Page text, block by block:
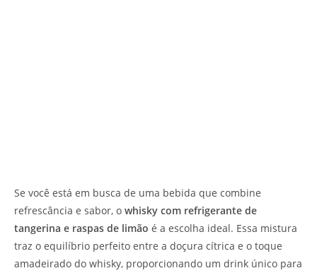
Se você está em busca de uma bebida que combine
refrescância e sabor, o whisky com refrigerante de
tangerina e raspas de limão é a escolha ideal. Essa mistura
traz o equilíbrio perfeito entre a doçura cítrica e o toque
amadeirado do whisky, proporcionando um drink único para